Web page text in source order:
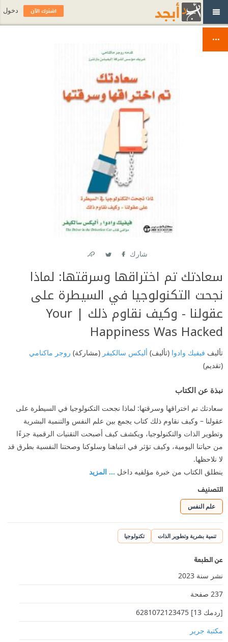
شارك
سعادتك تم اختراقها وسرقتها: لماذا
نجحت التكنولوجيا في السيطرة على
عقولنا - وكيف نقاوم ذلك | ‎Your
Happiness Was Hacked‎
تأليف فيفيك وادوا (تأليف) أليكس سالكيفر (مشاركة) روجر ماكنامي
(تقديم)
نبذة عن الكتاب
سعادتك تم اختراقها وسرقتها: لماذا نجحت التكنولوجيا في السيطرة على
عقولنا – وكيف نقاوم ذلك كتاب يجمع بين علم النفس والتنمية البشرية
وتطوير الذات والتكنولوجيا، ويكشف كيف أصبحت التقنيات الرقمية جزءًا
من حياتنا اليومية، وكيف تؤثر في انتباهنا وسلوكنا وصحتنا النفسية بطرق قد
لا نلاحظها.
ينطلق الكتاب من خبرة مؤلفيه داخل ... المزيد
التصنيف
علم النفس
تنمية بشرية وتطوير الذات تكنولوجيا
عن الطبعة
نشر سنة 2023
237 صفحة
[ردمك 13] 6281072123475‎‎
مكتبة جرير
اشترك الآن دخول